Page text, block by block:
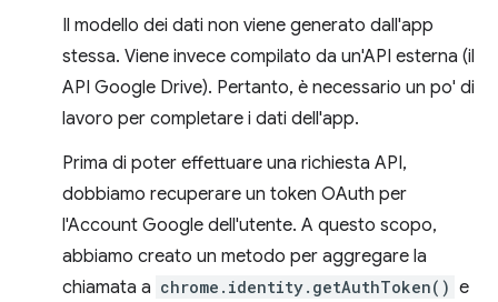
Il modello dei dati non viene generato dall'app
stessa. Viene invece compilato da un'API esterna (il
API Google Drive). Pertanto, è necessario un po' di
lavoro per completare i dati dell'app.
Prima di poter effettuare una richiesta API,
dobbiamo recuperare un token OAuth per
l'Account Google dell'utente. A questo scopo,
abbiamo creato un metodo per aggregare la
chiamata a chrome.identity.getAuthToken() e